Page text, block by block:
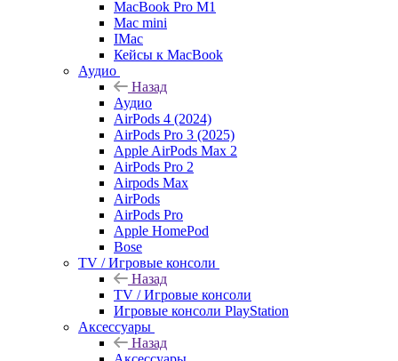
MacBook Pro M1
Mac mini
IMac
Кейсы к MacBook
Аудио
Назад
Аудио
AirPods 4 (2024)
AirPods Pro 3 (2025)
Apple AirPods Max 2
AirPods Pro 2
Airpods Max
AirPods
AirPods Pro
Apple HomePod
Bose
TV / Игровые консоли
Назад
TV / Игровые консоли
Игровые консоли PlayStation
Аксессуары
Назад